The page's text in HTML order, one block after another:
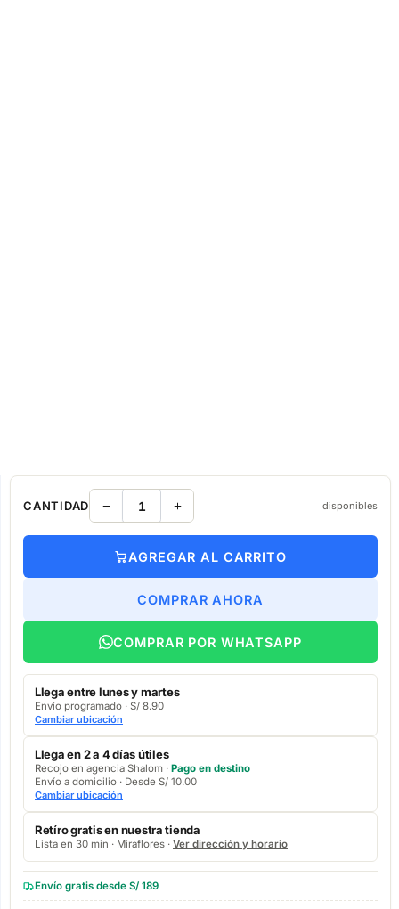
CANTIDAD disponibles
AGREGAR AL CARRITO
COMPRAR AHORA
COMPRAR POR WHATSAPP
Llega entre lunes y martes
Envío programado · S/ 8.90
Cambiar ubicación
Llega en 2 a 4 días útiles
Recojo en agencia Shalom · Pago en destino
Envío a domicilio · Desde S/ 10.00
Cambiar ubicación
Retíro gratis en nuestra tienda
Lista en 30 min · Miraflores · Ver dirección y horario
Envío gratis desde S/ 189